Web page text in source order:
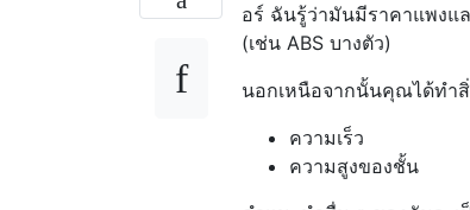
อร์ ฉันรู้ว่ามันมีราคาแพงแ
(เช่น ABS บางตัว)
นอกเหนือจากนั้นคุณได้ทำ
ความเร็ว
ความสูงของชั้น